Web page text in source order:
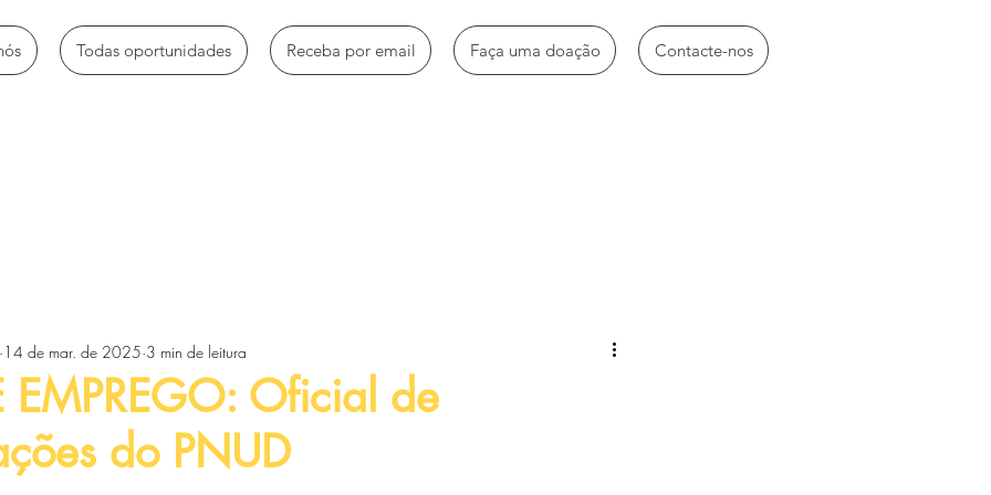
Todas oportunidades Receba por email Faça uma doação Contacte-nos
e trabalhos sociais
Artigos
EMPREGO: Oficial de
do PNUD
14 de mar. de 2025 3 min de leitura